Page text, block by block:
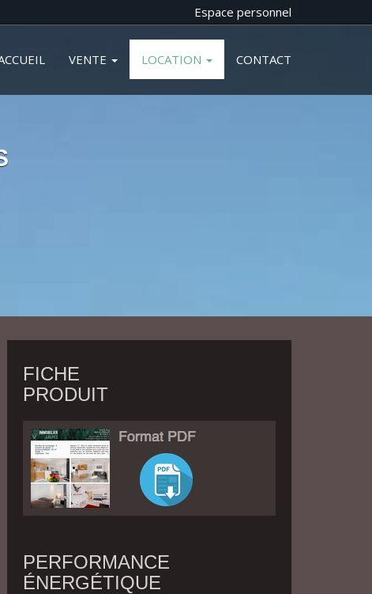
Espace personnel
VENTE LOCATION CONTACT
FICHE
PRODUIT
PERFORMANCE
ÉNERGÉTIQUE